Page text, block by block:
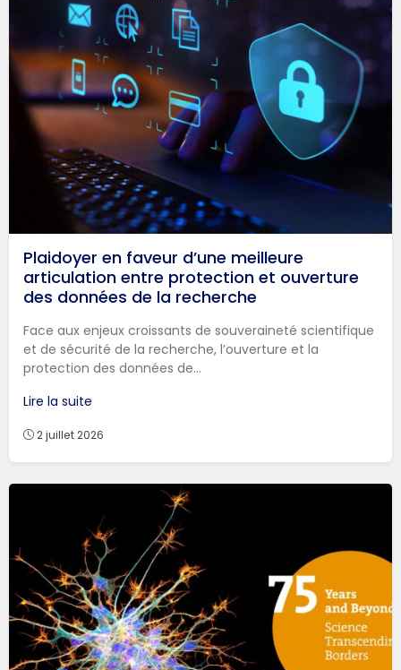
Plaidoyer en faveur d’une meilleure
articulation entre protection et ouverture
des données de la recherche
Face aux enjeux croissants de souveraineté scientifique
et de sécurité de la recherche, l’ouverture et la
protection des données de...
Lire la suite
2 juillet 2026